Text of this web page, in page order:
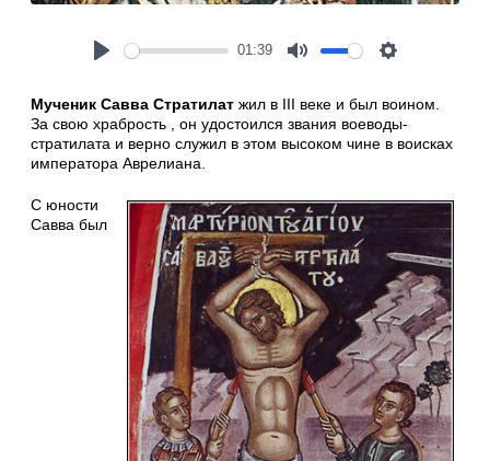
01:39
Мученик Савва Стратилат жил в III веке и был воином.
За свою храбрость , он удостоился звания воеводы-
стратилата и верно служил в этом высоком чине в воисках
императора Аврелиана.
С юности
Савва был